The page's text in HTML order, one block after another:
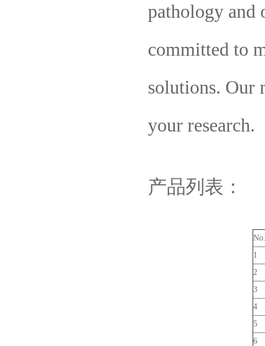
pathology and
committed to
solutions. Our
your research.
产品列表：
No.
1
2
3
4
5
6